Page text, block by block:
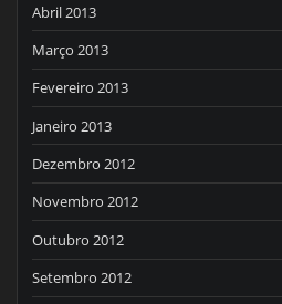
Abril 2013
Março 2013
Fevereiro 2013
Janeiro 2013
Dezembro 2012
Novembro 2012
Outubro 2012
Setembro 2012